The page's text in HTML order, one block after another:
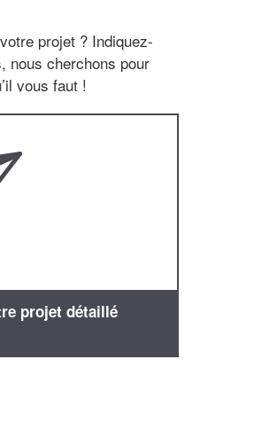
projet ? Indiquez-
nous cherchons pour
vous faut !
projet détaillé